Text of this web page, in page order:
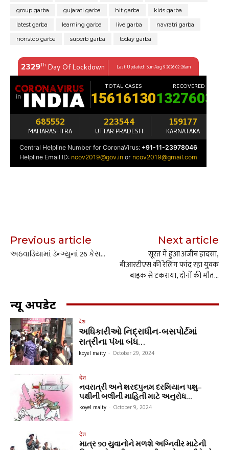
group garba
gujarati garba hit garba
kids garba
latest garba
learning garba live garba
navratri garba
nonstop garba
superb garba today garba
Previous article
અઠવાડિયામાં ડૅન્ગ્યુનાં 26 કેસ…
Next article
सूरत में हुआ अजीब हादसा,
बीआरटीएस की रेलिंग फांद रहा युवक
बाइक से टकराया, दोनों की मौत…
न्यू अपडेट
देश
અધિકારીઓ નિદ્રાધીન-બસપોર્ટમાં
રાત્રીના પંખા બંધ…
koyel maity - October 29, 2024
देश
નવરાત્રી અને શરદપુનમ દરમિયાન પશુ–
પક્ષીની બલીની માહિતી માટે અનુરોધ…
koyel maity - October 9, 2024
देश
માત્ર 90 યુવાનોને મળશે અગ્નિવીર માટેની